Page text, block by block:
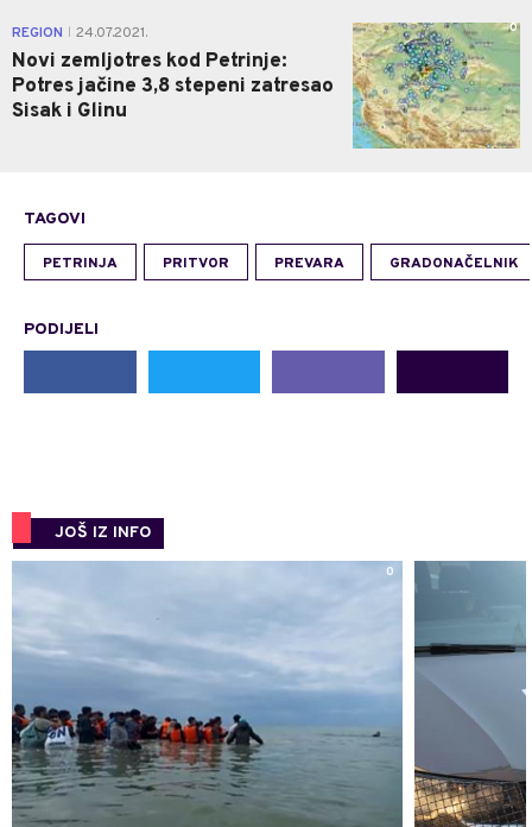
REGION 24.07.2021.
Novi zemljotres kod Petrinje:
Potres jačine 3,8 stepeni zatresao
Sisak i Glinu
0
TAGOVI
PETRINJA PRITVOR PREVARA GRADONAČELNIK
PODIJELI
JOŠ IZ INFO
0